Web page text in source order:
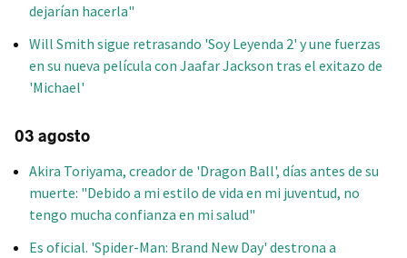
dejarían hacerla"
Will Smith sigue retrasando 'Soy Leyenda 2' y une fuerzas
en su nueva película con Jaafar Jackson tras el exitazo de
'Michael'
03 agosto
Akira Toriyama, creador de 'Dragon Ball', días antes de su
muerte: "Debido a mi estilo de vida en mi juventud, no
tengo mucha confianza en mi salud"
Es oficial. 'Spider-Man: Brand New Day' destrona a